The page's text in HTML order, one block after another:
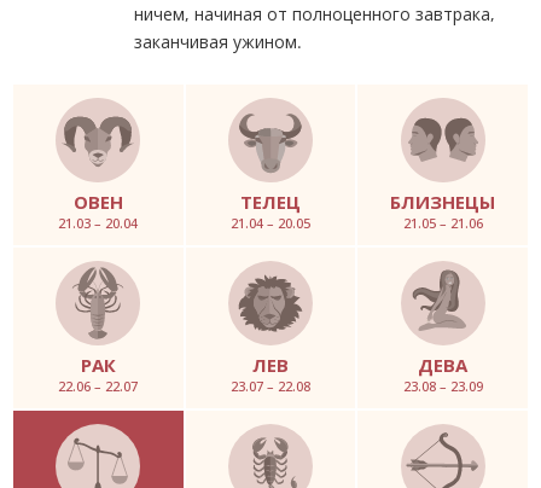
ничем, начиная от полноценного завтрака,
заканчивая ужином.
ОВЕН
21.03 – 20.04
ТЕЛЕЦ
21.04 – 20.05
БЛИЗНЕЦЫ
21.05 – 21.06
РАК
22.06 – 22.07
ЛЕВ
23.07 – 22.08
ДЕВА
23.08 – 23.09